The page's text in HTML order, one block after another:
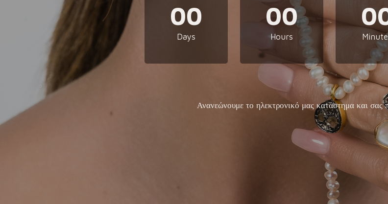
00
Days
00
Hours
Ανανεώνουμε το ηλεκτρονικό μας κατάστημα και σας